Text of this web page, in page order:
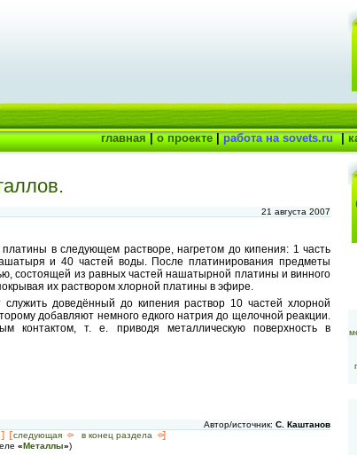
21 августа 2007
в следующем растворе, нагретом до кипения: 1 часть
и 40 частей воды. После платинирования предметы
состоящей из равных частей нашатырной платины и винного
их раствором хлорной платины в эфире.
доведённый до кипения раствор 10 частей хлорной
добавляют немного едкого натрия до щелочной реакции.
контактом, т. е. приводя металлическую поверхность в
Автор/источник: С. Каштанов
] [ следующая -> в конец раздела ->]
«Металлы»)
главная|о проекте|работа на sovets.ru |